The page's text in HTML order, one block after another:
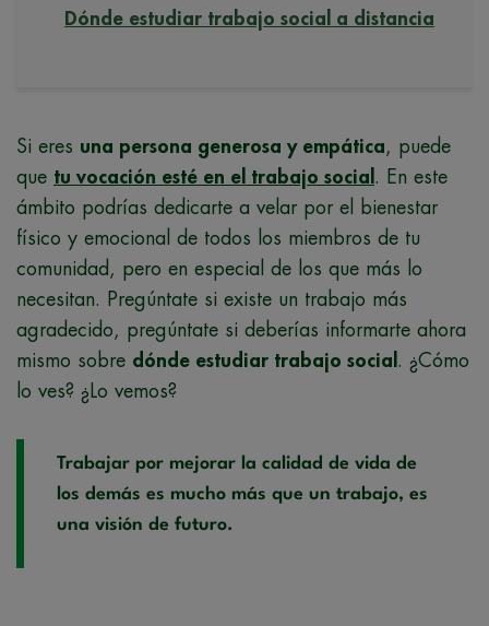
Dónde estudiar trabajo social a distancia
Si eres una persona generosa y empática, puede
que tu vocación esté en el trabajo social . En este
ámbito podrías dedicarte a velar por el bienestar
físico y emocional de todos los miembros de tu
comunidad, pero en especial de los que más lo
necesitan. Pregúntate si existe un trabajo más
agradecido, pregúntate si deberías informarte ahora
mismo sobre dónde estudiar trabajo social . ¿Cómo
lo ves? ¿Lo vemos?
Trabajar por mejorar la calidad de vida de
los demás es mucho más que un trabajo, es
una visión de futuro.